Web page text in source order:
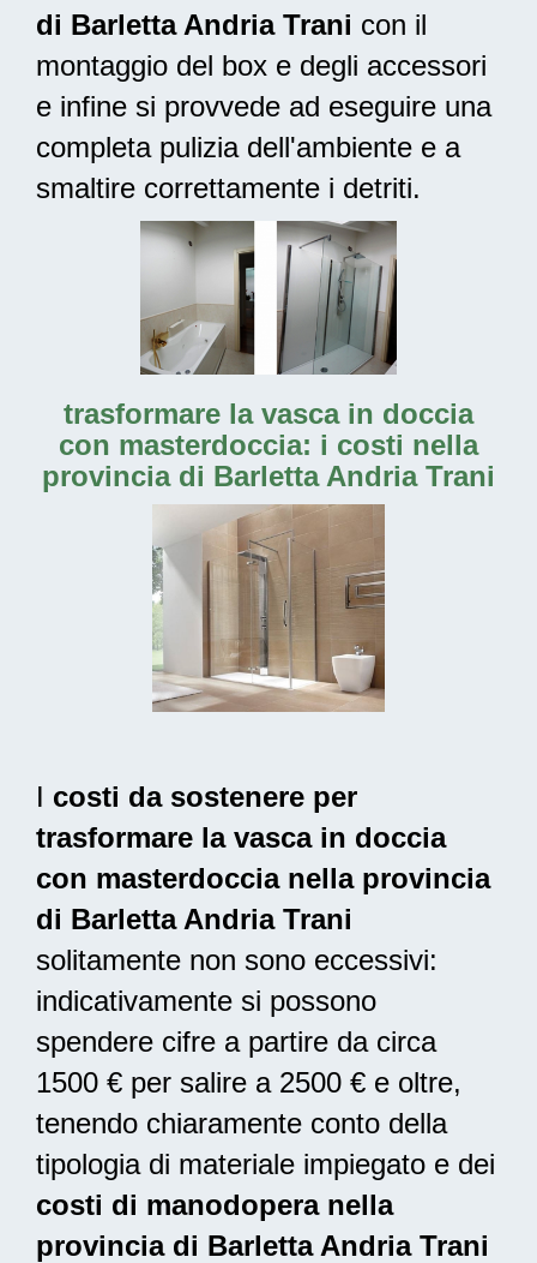
di Barletta Andria Trani con il
montaggio del box e degli accessori
e infine si provvede ad eseguire una
completa puliziadell'ambiente e a
smaltire correttamente i detriti.
trasformare la vasca in doccia
con masterdoccia: i costi nella
provincia di Barletta Andria Trani
I costi da sostenere per
trasformare la vasca in doccia
con masterdoccia nella provincia
di Barletta Andria Trani
solitamente non sono eccessivi:
indicativamente si possono
spendere cifre a partire da circa
1500 € per salire a 2500 € e oltre,
tenendo chiaramente conto della
tipologia di materiale impiegato e dei
costi di manodopera nella
provincia di Barletta Andria Trani